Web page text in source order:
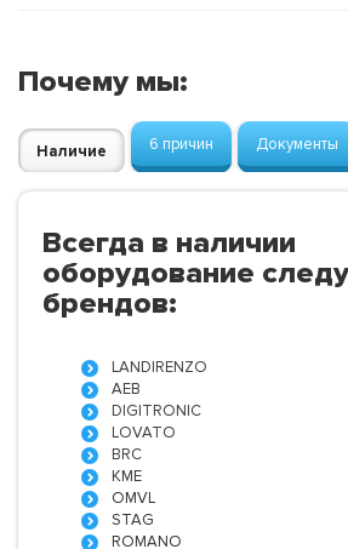
Почему мы:
Наличие 6 причин Документы
Всегда в наличии
оборудование
брендов:
LANDIRENZO
AEB
DIGITRONIC
LOVATO
BRC
KME
OMVL
STAG
ROMANO